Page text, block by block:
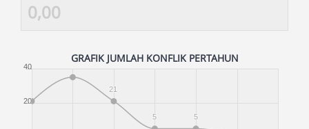
0,00
GRAFIK JUMLAH KONFLIK PERTAHUN
20
40
5
5
21